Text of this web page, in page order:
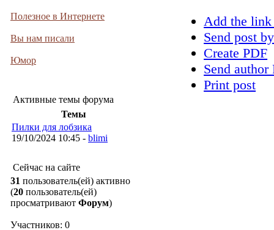
Полезное в Интернете
Вы нам писали
Юмор
Активные темы форума
Темы
Пилки для лобзика
19/10/2024 10:45 - blimi
Сейчас на сайте
31 пользователь(ей) активно
(20 пользователь(ей)
просматривают Форум)
Участников: 0
Add the
Send post
Create PDF
Send
Print post